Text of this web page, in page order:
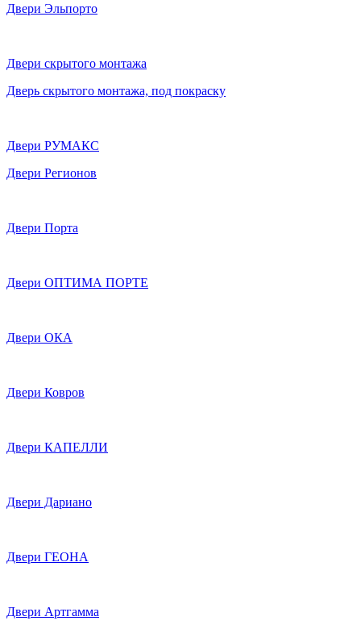
Двери Эльпорто
Двери скрытого монтажа
Дверь скрытого монтажа, под покраску
Двери РУМАКС
Двери Регионов
Двери Порта
Двери ОПТИМА ПОРТЕ
Двери ОКА
Двери Ковров
Двери КАПЕЛЛИ
Двери Дариано
Двери ГЕОНА
Двери Артгамма